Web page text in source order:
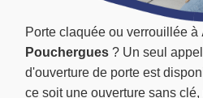
Porte claquée ou verrouillée à
Pouchergues ? Un seul
d'ouverture de porte est
ce soit une ouverture sans